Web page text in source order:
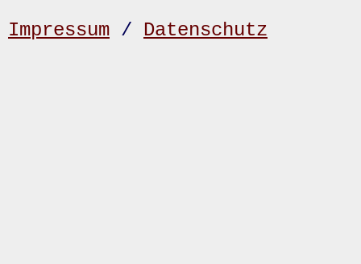
Impressum / Datenschutz